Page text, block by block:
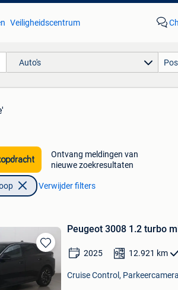
Veiligheidscentrum
Auto's
Ontvang meldingen van
nieuwe zoekresultaten
Verwijder filters
Bewaren
Mijn
Favorieten
Peugeot 3008 1.2 turbo
2025 12.921 km
Cruise Control,